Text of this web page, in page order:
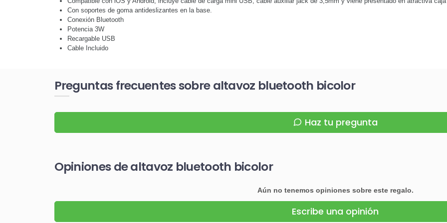
Con soportes de goma antideslizantes en la base.
Conexión Bluetooth
Potencia 3W
Recargable USB
Cable Incluido
Preguntas frecuentes sobre altavoz bluetooth bicolor
Haz tu pregunta
Opiniones de altavoz bluetooth bicolor
Aún no tenemos opiniones sobre este regalo.
Escribe una opinión